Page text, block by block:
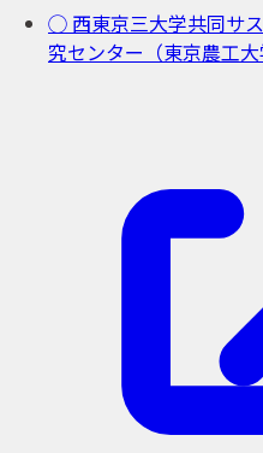
◯ 西東京三大学共同サ
究センター（東京農工大